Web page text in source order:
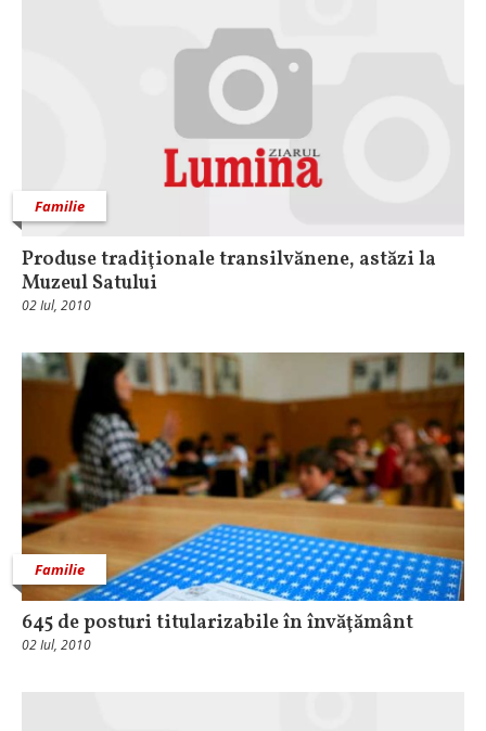
Familie
Produse tradiţionale transilvănene, astăzi la
Muzeul Satului
02 Iul, 2010
Familie
645 de posturi titularizabile în învăţământ
02 Iul, 2010